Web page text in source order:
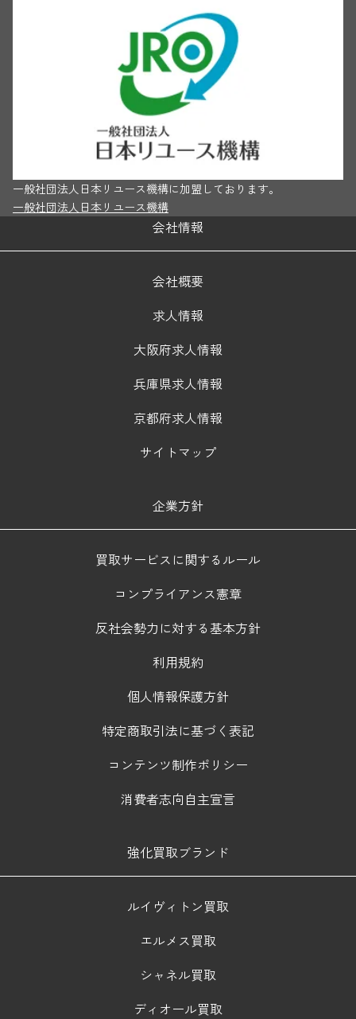
一般社団法人日本リユース機構に加盟しております。
一般社団法人日本リユース機構
会社情報
会社概要
求人情報
大阪府求人情報
兵庫県求人情報
京都府求人情報
サイトマップ
企業方針
買取サービスに関するルール
コンプライアンス憲章
反社会勢力に対する基本方針
利用規約
個人情報保護方針
特定商取引法に基づく表記
コンテンツ制作ポリシー
消費者志向自主宣言
強化買取ブランド
ルイヴィトン買取
エルメス買取
シャネル買取
ディオール買取